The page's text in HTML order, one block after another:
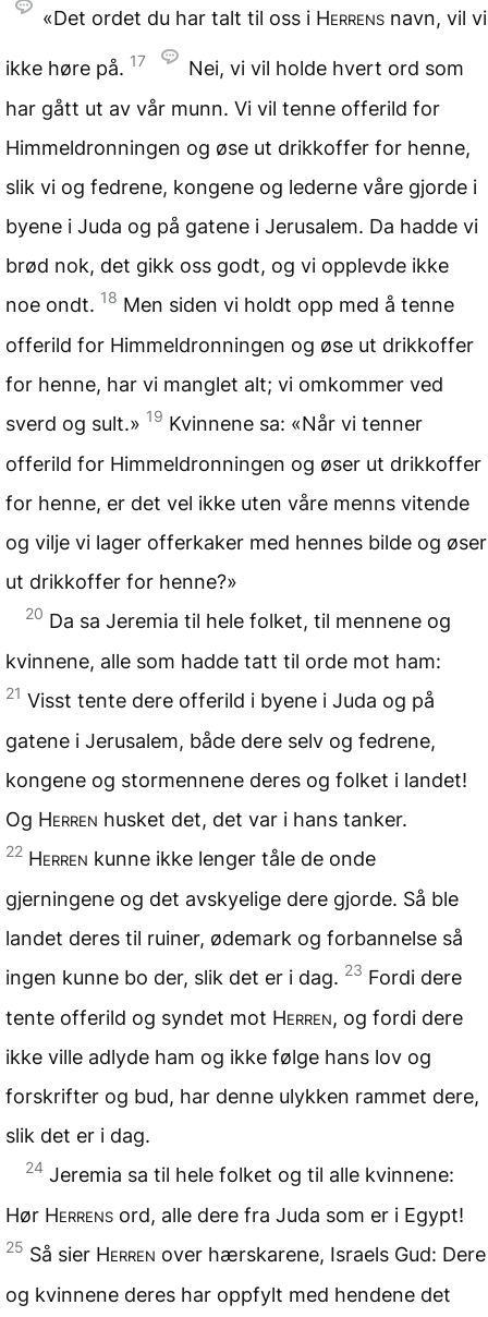
«Det ordet du har talt til oss i Herrens navn, vil vi
ikke høre på. 17
Nei, vi vil holde hvert ord som
har gått ut av vår munn. Vi vil tenne offerild for
Himmeldronningen og øse ut drikkoffer for henne,
slik vi og fedrene, kongene og lederne våre gjorde i
byene i Juda og på gatene i Jerusalem. Da hadde vi
brød nok, det gikk oss godt, og vi opplevde ikke
noe ondt. 18 Men siden vi holdt opp med å tenne
offerild for Himmeldronningen og øse ut drikkoffer
for henne, har vi manglet alt; vi omkommer ved
sverd og sult.» 19 Kvinnene sa: «Når vi tenner
offerild for Himmeldronningen og øser ut drikkoffer
for henne, er det vel ikke uten våre menns vitende
og vilje vi lager offerkaker med hennes bilde og øser
ut drikkoffer for henne?»
20 Da sa Jeremia til hele folket, til mennene og
kvinnene, alle som hadde tatt til orde mot ham:
21 Visst tente dere offerild i byene i Juda og på
gatene i Jerusalem, både dere selv og fedrene,
kongene og stormennene deres og folket i landet!
Og Herren husket det, det var i hans tanker.
22 Herren kunne ikke lenger tåle de onde
gjerningene og det avskyelige dere gjorde. Så ble
landet deres til ruiner, ødemark og forbannelse så
ingen kunne bo der, slik det er i dag. 23 Fordi dere
tente offerild og syndet mot Herren, og fordi dere
ikke ville adlyde ham og ikke følge hans lov og
forskrifter og bud, har denne ulykken rammet dere,
slik det er i dag.
24 Jeremia sa til hele folket og til alle kvinnene:
Hør Herrens ord, alle dere fra Juda som er i Egypt!
25 Så sier Herren over hærskarene, Israels Gud: Dere
og kvinnene deres har oppfylt med hendene det